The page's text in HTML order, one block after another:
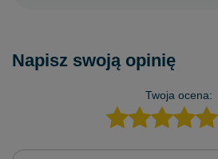
Napisz swoją opinię
Twoja ocena: